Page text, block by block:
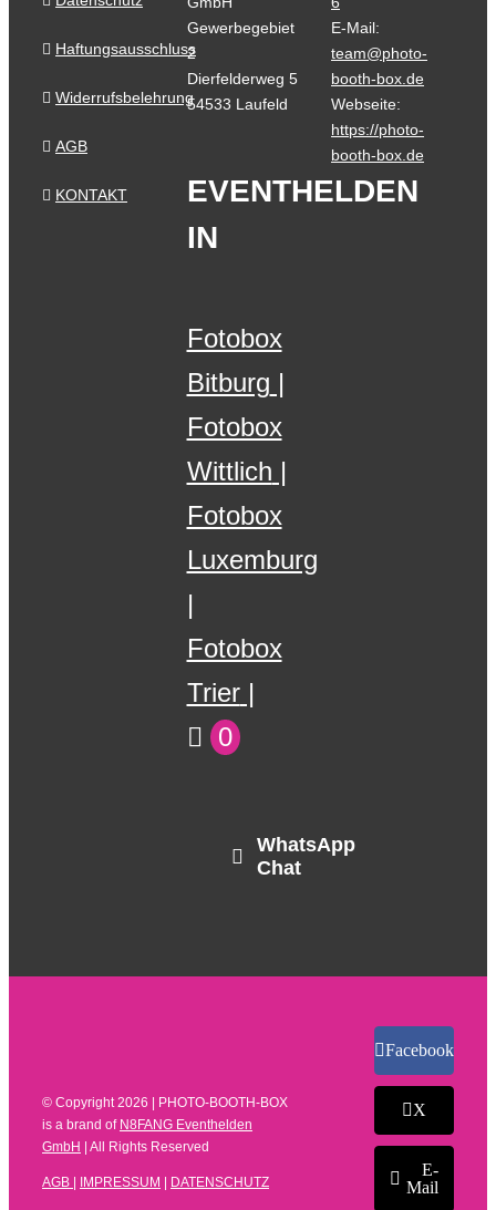
Haftungsausschluss
Widerrufsbelehrung
AGB
KONTAKT
Gewerbegebiet
2
Dierfelderweg 5
54533 Laufeld
E-Mail:
team@photo-
booth-box.de
Webseite:
https://photo-
booth-box.de
EVENTHELDEN
IN
Fotobox
Bitburg
Fotobox
Wittlich
Fotobox
Luxemburg
Fotobox
Trier
0
WhatsApp
Chat
© Copyright2026 | PHOTO-BOOTH-BOX
is a brand of N8FANG Eventhelden
GmbH
| All Rights Reserved
AGB IMPRESSUM DATENSCHUTZ
Facebook
X
E-
Mail